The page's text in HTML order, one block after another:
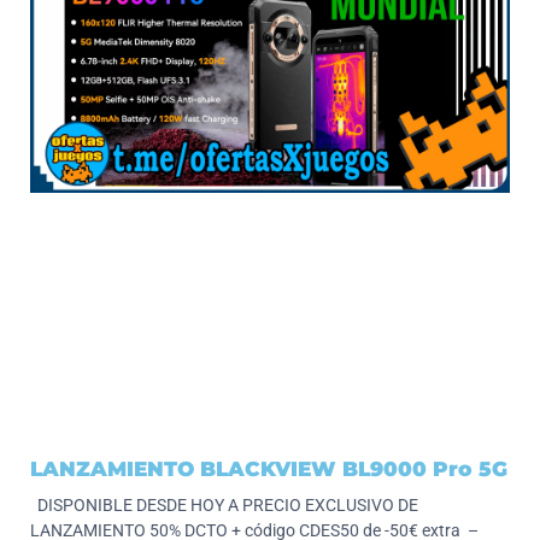
LANZAMIENTO BLACKVIEW BL9000 Pro 5G
DISPONIBLE DESDE HOY A PRECIO EXCLUSIVO DE
LANZAMIENTO 50% DCTO + código CDES50 de -50€ extra –